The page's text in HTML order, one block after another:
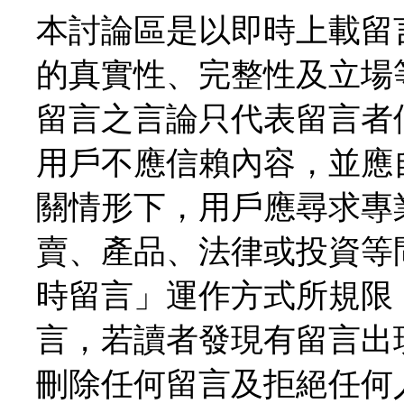
本討論區是以即時上載
的真實性、完整性及立
留言之言論只代表留言
用戶不應信賴內容，並
關情形下，用戶應尋求
賣、產品、法律或投資
時留言」運作方式所規
言，若讀者發現有留言
刪除任何留言及拒絕任